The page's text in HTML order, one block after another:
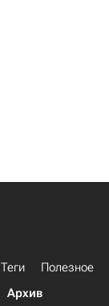
Теги
Полезное
Архив